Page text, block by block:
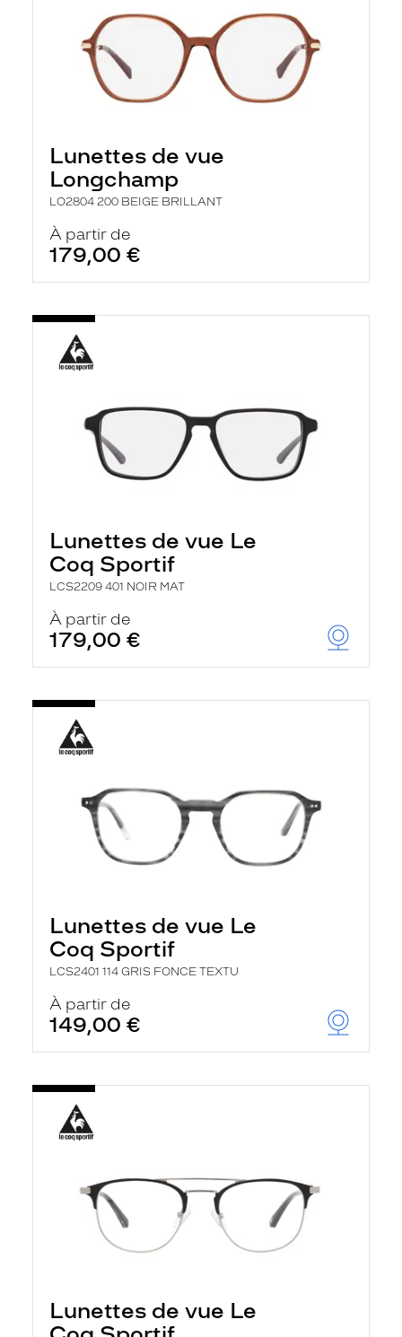
Lunettes de vue
Longchamp
LO2804 200 BEIGE BRILLANT
À partir de
179,00 €
Lunettes de vue Le
Coq Sportif
LCS2209 401 NOIR MAT
À partir de
179,00 €
Lunettes de vue Le
Coq Sportif
LCS2401 114 GRIS FONCE TEXTU
À partir de
149,00 €
Lunettes de vue Le